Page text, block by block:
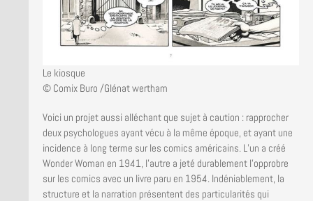
Le kiosque
© Comix Buro /Glénat wertham
Voici un projet aussi alléchant que sujet à caution : rapprocher
deux psychologues ayant vécu à la même époque, et ayant une
incidence à long terme sur les comics américains. L’un a créé
Wonder Woman en 1941, l’autre a jeté durablement l’opprobre
sur les comics avec un livre paru en 1954. Indéniablement, la
structure et la narration présentent des particularités qui